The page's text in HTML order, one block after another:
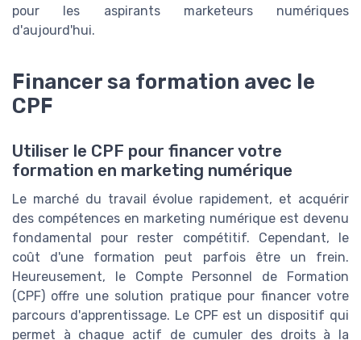
pour les aspirants marketeurs numériques
d'aujourd'hui.
Financer sa formation avec le
CPF
Utiliser le CPF pour financer votre
formation en marketing numérique
Le marché du travail évolue rapidement, et acquérir
des compétences en marketing numérique est devenu
fondamental pour rester compétitif. Cependant, le
coût d'une formation peut parfois être un frein.
Heureusement, le Compte Personnel de Formation
(CPF) offre une solution pratique pour financer votre
parcours d'apprentissage. Le CPF est un dispositif qui
permet à chaque actif de cumuler des droits à la